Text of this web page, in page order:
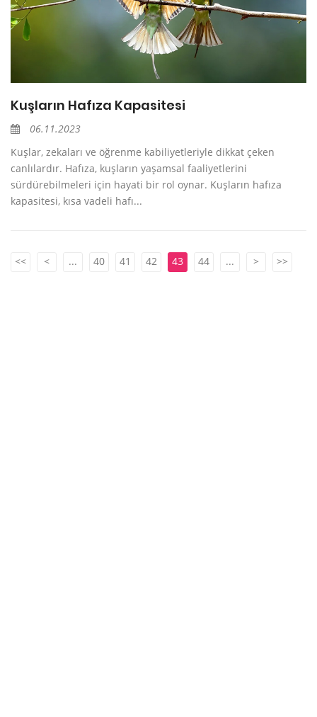
Kuşların Hafıza Kapasitesi
06.11.2023
Kuşlar, zekaları ve öğrenme kabiliyetleriyle dikkat çeken
canlılardır. Hafıza, kuşların yaşamsal faaliyetlerini
sürdürebilmeleri için hayati bir rol oynar. Kuşların hafıza
kapasitesi, kısa vadeli hafı...
<< < ... 40 41 42 43 44 ... > >>